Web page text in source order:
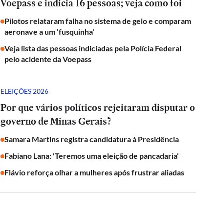
Voepass e indicia 16 pessoas; veja como foi
Pilotos relataram falha no sistema de gelo e comparam
aeronave a um 'fusquinha'
Veja lista das pessoas indiciadas pela Polícia Federal
pelo acidente da Voepass
ELEIÇÕES 2026
Por que vários políticos rejeitaram disputar o
governo de Minas Gerais?
Samara Martins registra candidatura à Presidência
Fabiano Lana: 'Teremos uma eleição de pancadaria'
Flávio reforça olhar a mulheres após frustrar aliadas